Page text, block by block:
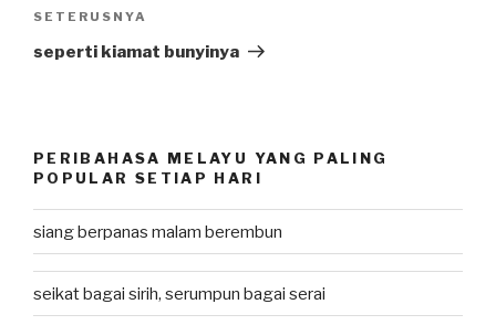
Next
Post
SETERUSNYA
seperti kiamat bunyinya
PERIBAHASA MELAYU YANG PALING
POPULAR SETIAP HARI
siang berpanas malam berembun
seikat bagai sirih, serumpun bagai serai